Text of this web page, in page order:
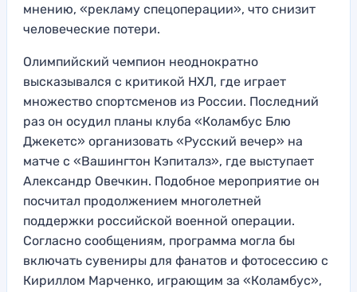
мнению, «рекламу спецоперации», что снизит
человеческие потери.
Олимпийский чемпион неоднократно
высказывался с критикой НХЛ, где играет
множество спортсменов из России. Последний
раз он осудил планы клуба «Коламбус Блю
Джекетс» организовать «Русский вечер» на
матче с «Вашингтон Кэпиталз», где выступает
Александр Овечкин. Подобное мероприятие он
посчитал продолжением многолетней
поддержки российской военной операции.
Согласно сообщениям, программа могла бы
включать сувениры для фанатов и фотосессию с
Кириллом Марченко, играющим за «Коламбус»,